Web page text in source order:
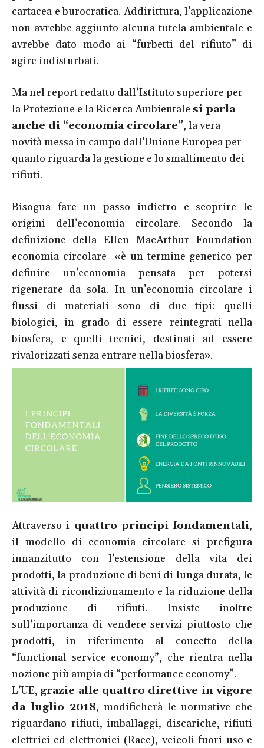
cartacea e burocratica. Addirittura, l’applicazione
non avrebbe aggiunto alcuna tutela ambientale e
avrebbe dato modo ai “furbetti del rifiuto” di
agire indisturbati.
Ma nel report redatto dall’Istituto superiore per
la Protezione e la Ricerca Ambientale si parla
anche di “economia circolare”, la vera
novità messa in campo dall’Unione Europea per
quanto riguarda la gestione e lo smaltimento dei
rifiuti.
Bisogna fare un passo indietro e scoprire le
origini dell’economia circolare. Secondo la
definizione della Ellen MacArthur Foundation
economia circolare «è un termine generico per
definire un’economia pensata per potersi
rigenerare da sola. In un’economia circolare i
flussi di materiali sono di due tipi: quelli
biologici, in grado di essere reintegrati nella
biosfera, e quelli tecnici, destinati ad essere
rivalorizzati senza entrare nella biosfera».
Attraversoi quattro principi fondamentali,
il modello di economia circolare si prefigura
innanzitutto con l’estensione della vita dei
prodotti, la produzione di beni di lunga durata, le
attività di ricondizionamento e la riduzione della
produzione di rifiuti. Insiste inoltre
sull’importanza di vendere servizi piuttosto che
prodotti, in riferimento al concetto della
“functional service economy”, che rientra nella
nozione più ampia di “performance economy”.
L’UE, grazie alle quattro direttive in vigore
da luglio 2018, modificherà le normative che
riguardano rifiuti, imballaggi, discariche, rifiuti
elettrici ed elettronici (Raee), veicoli fuori uso e